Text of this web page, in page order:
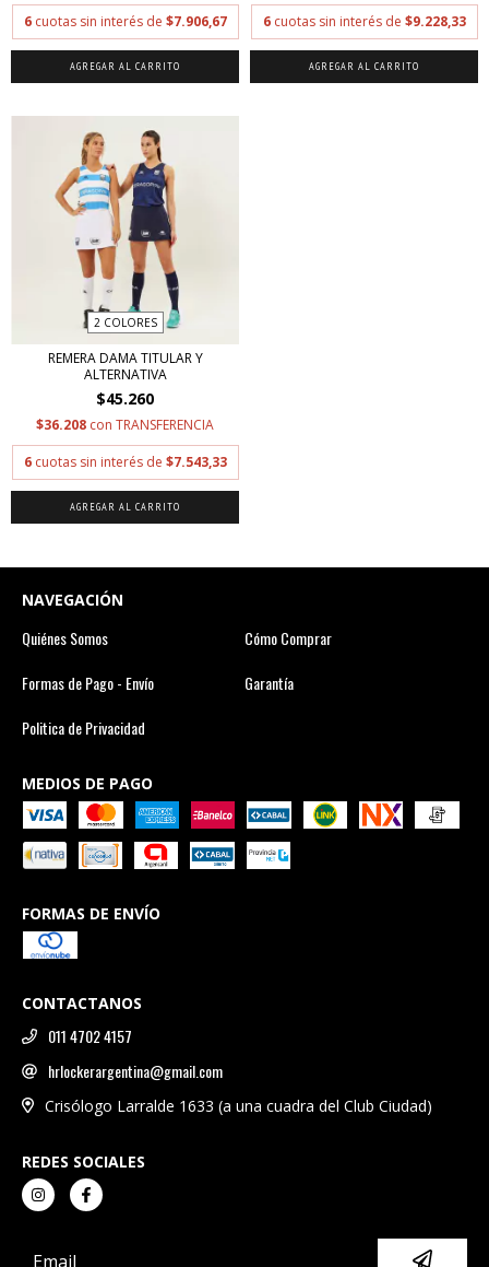
6 cuotas sin interés de $7.906,67
AGREGAR AL CARRITO
6 cuotas sin interés de $9.228,33
AGREGAR AL CARRITO
2 COLORES
REMERA DAMA TITULAR Y
ALTERNATIVA
$45.260
$36.208 con TRANSFERENCIA
6 cuotas sin interés de $7.543,33
AGREGAR AL CARRITO
NAVEGACIÓN
Quiénes Somos
Cómo Comprar
Formas de Pago - Envío
Garantía
Politica de Privacidad
MEDIOS DE PAGO
FORMAS DE ENVÍO
CONTACTANOS
011 4702 4157
hrlockerargentina@gmail.com
Crisólogo Larralde 1633 (a una cuadra del Club Ciudad)
REDES SOCIALES